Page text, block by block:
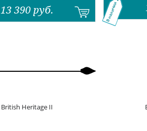
13 390 руб. В наличии
British Heritage II